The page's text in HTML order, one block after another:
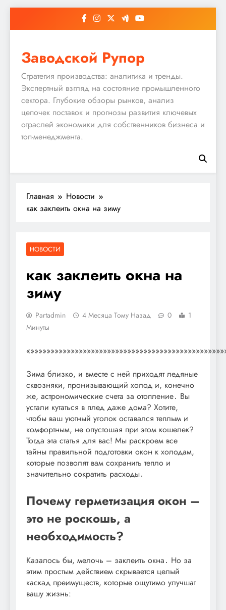
Заводской Рупор
Стратегия производства: аналитика и тренды.
Экспертный взгляд на состояние промышленного
сектора. Глубокие обзоры рынков, анализ
цепочек поставок и прогнозы развития ключевых
отраслей экономики для собственников бизнеса и
топ-менеджмента.
Главная
Новости
как заклеить окна на зиму
НОВОСТИ
как заклеить окна на
зиму
Partadmin 4 Месяца Тому Назад 0
1
Минуты
Зима близко, и вместе с ней приходят ледяные
сквозняки, пронизывающий холод и, конечно
же, астрономические счета за отопление․ Вы
устали кутаться в плед даже дома? Хотите,
чтобы ваш уютный уголок оставался теплым и
комфортным, не опустошая при этом кошелек?
Тогда эта статья для вас! Мы раскроем все
тайны правильной подготовки окон к холодам,
которые позволят вам сохранить тепло и
значительно сократить расходы․
Почему герметизация окон –
это не роскошь, а
необходимость?
Казалось бы, мелочь – заклеить окна․ Но за
этим простым действием скрывается целый
каскад преимуществ, которые ощутимо улучшат
вашу жизнь: